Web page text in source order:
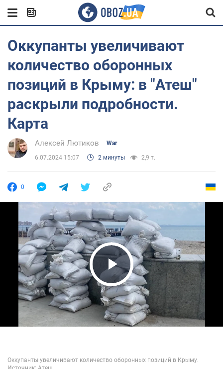
Оккупанты увеличивают
количество оборонных
позиций в Крыму: в "Атеш"
раскрыли подробности.
Карта
Алексей Лютиков War
6.07.2024 15:07 2 минуты 2,9 т.
0
Play Video